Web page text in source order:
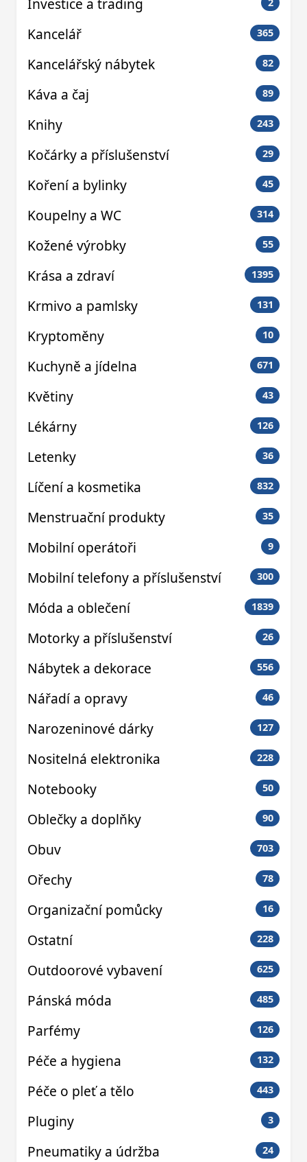
Investice a trading
Kancelář 365
Kancelářský nábytek 82
Káva a čaj 89
Knihy 243
Kočárky a příslušenství 29
Koření a bylinky 45
Koupelny a WC 314
Kožené výrobky 55
Krása a zdraví 1395
Krmivo a pamlsky 131
Kryptoměny 10
Kuchyně a jídelna 671
Květiny 43
Lékárny 126
Letenky 36
Líčení a kosmetika 832
Menstruační produkty 35
Mobilní operátoři 9
Mobilní telefony a příslušenství 300
Móda a oblečení 1839
Motorky a příslušenství 26
Nábytek a dekorace 556
Nářadí a opravy 46
Narozeninové dárky 127
Nositelná elektronika 228
Notebooky 50
Oblečky a doplňky 90
Obuv 703
Ořechy 78
Organizační pomůcky 16
Ostatní 228
Outdoorové vybavení 625
Pánská móda 485
Parfémy 126
Péče a hygiena 132
Péče o pleť a tělo 443
Pluginy 3
Pneumatiky a údržba 24